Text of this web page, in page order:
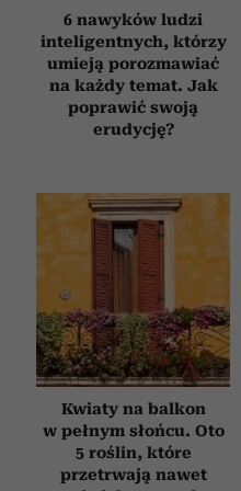
korzystania z ich usług.
6 nawyków ludzi
inteligentnych, którzy
umieją porozmawiać
na każdy temat. Jak
poprawić swoją
erudycję?
Kwiaty na balkon
w pełnym słońcu. Oto
5 roślin, które
przetrwają nawet